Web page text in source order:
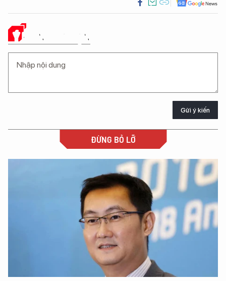
Ý KIẾN CỦA BẠN
Gửi ý kiến
ĐỪNG BỎ LỠ